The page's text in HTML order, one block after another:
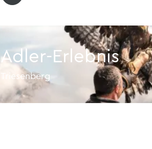
Adler-Erlebnis
Triesenberg
Adler-Erlebnis